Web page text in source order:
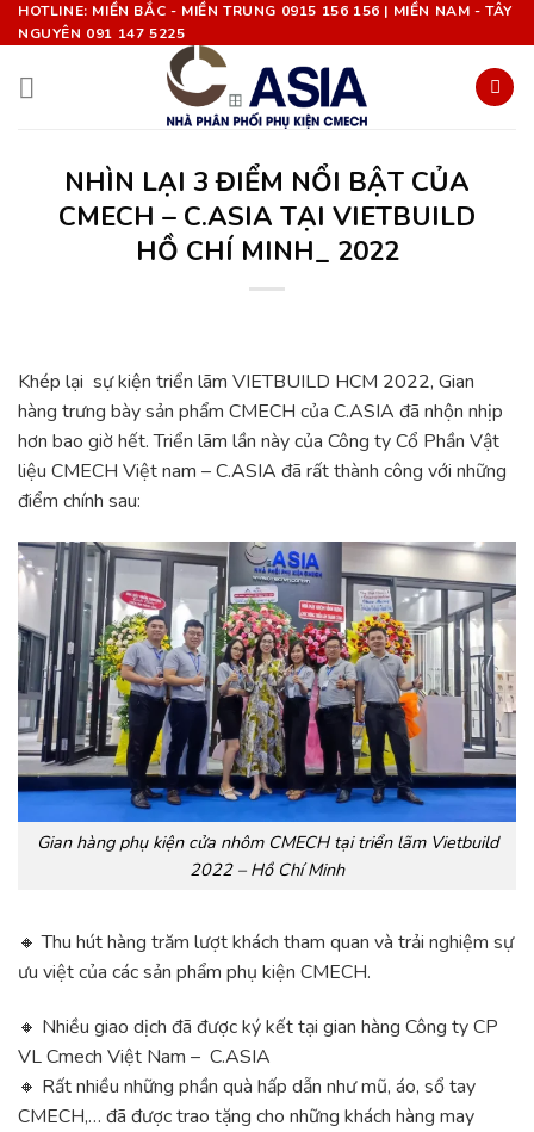
Chuyển
đến
nội
dung
HOTLINE: MIỀN BẮC - MIỀN TRUNG 0915 156 156 | MIỀN NAM - TÂY
NGUYÊN 091 147 5225
NHÌN LẠI 3 ĐIỂM NỔI BẬT CỦA
CMECH – C.ASIA TẠI VIETBUILD
HỒ CHÍ MINH_ 2022
Khép lại sự kiện triển lãm VIETBUILD HCM 2022, Gian
hàng trưng bày sản phẩm CMECH của C.ASIA đã nhộn nhịp
hơn bao giờ hết. Triển lãm lần này của Công ty Cổ Phần Vật
liệu CMECH Việt nam – C.ASIA đã rất thành công với những
điểm chính sau:
Gian hàng phụ kiện cửa nhôm CMECH tại triển lãm Vietbuild
2022 – Hồ Chí Minh
🔸 Thu hút hàng trăm lượt khách tham quan và trải nghiệm sự
ưu việt của các sản phẩm phụ kiện CMECH.
🔸 Nhiều giao dịch đã được ký kết tại gian hàng Công ty CP
VL Cmech Việt Nam – C.ASIA
🔸 Rất nhiều những phần quà hấp dẫn như mũ, áo, sổ tay
CMECH,… đã được trao tặng cho những khách hàng may